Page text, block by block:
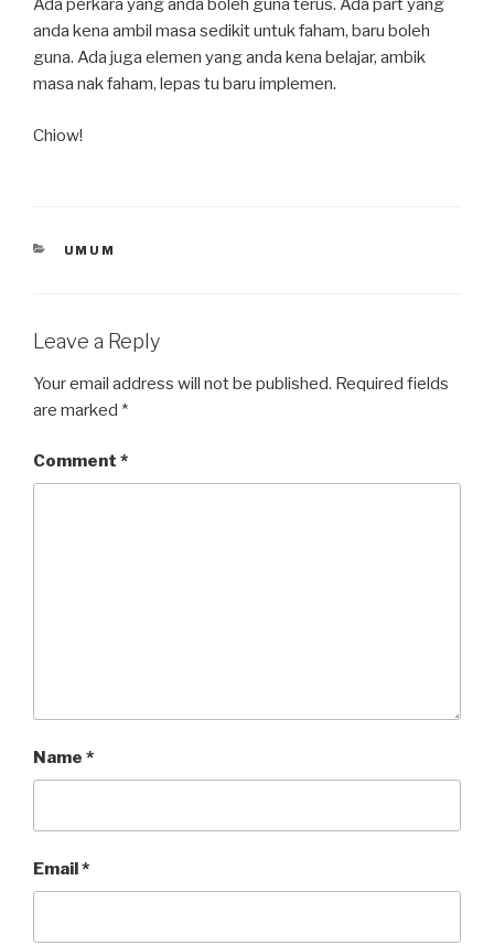
Ada perkara yang anda boleh guna terus. Ada part yang
anda kena ambil masa sedikit untuk faham, baru boleh
guna. Ada juga elemen yang anda kena belajar, ambik
masa nak faham, lepas tu baru implemen.
Chiow!
CATEGORIES
UMUM
Leave a Reply
Your email address will not be published. Required fields
are marked *
Comment *
Name *
Email*